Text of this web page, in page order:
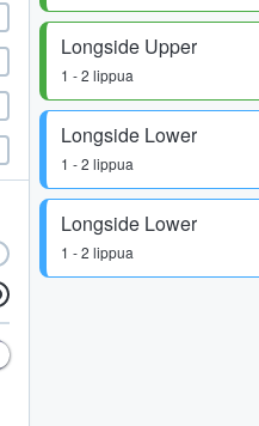
Longside Upper
1 - 2 lippua
Longside Lower
1 - 2 lippua
Longside Lower
1 - 2 lippua